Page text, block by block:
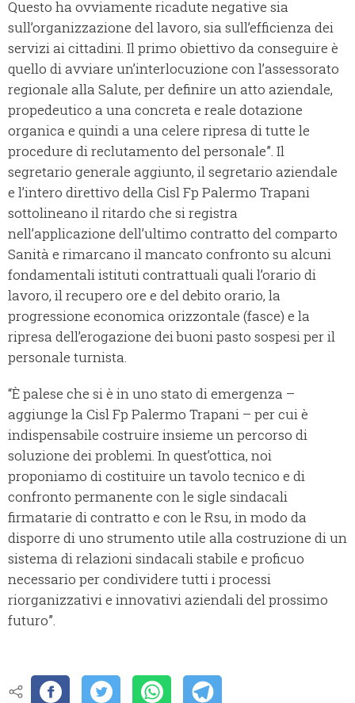
Questo ha ovviamente ricadute negative sia
sull’organizzazione del lavoro, sia sull’efficienza dei
servizi ai cittadini. Il primo obiettivo da conseguire è
quello di avviare un’interlocuzione con l’assessorato
regionale alla Salute, per definire un atto aziendale,
propedeutico a una concreta e reale dotazione
organica e quindi a una celere ripresa di tutte le
procedure di reclutamento del personale”. Il
segretario generale aggiunto, il segretario aziendale
e l’intero direttivo della Cisl Fp Palermo Trapani
sottolineano il ritardo che si registra
nell’applicazione dell’ultimo contratto del comparto
Sanità e rimarcano il mancato confronto su alcuni
fondamentali istituti contrattuali quali l’orario di
lavoro, il recupero ore e del debito orario, la
progressione economica orizzontale (fasce) e la
ripresa dell’erogazione dei buoni pasto sospesi per il
personale turnista.
“È palese che si è in uno stato di emergenza –
aggiunge la Cisl Fp Palermo Trapani – per cui è
indispensabile costruire insieme un percorso di
soluzione dei problemi. In quest’ottica, noi
proponiamo di costituire un tavolo tecnico e di
confronto permanente con le sigle sindacali
firmatarie di contratto e con le Rsu, in modo da
disporre di uno strumento utile alla costruzione di un
sistema di relazioni sindacali stabile e proficuo
necessario per condividere tutti i processi
riorganizzativi e innovativi aziendali del prossimo
futuro”.